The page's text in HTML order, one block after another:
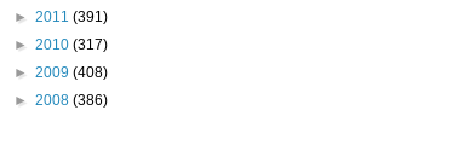
► 2011 (391)
► 2010 (317)
► 2009 (408)
► 2008 (386)